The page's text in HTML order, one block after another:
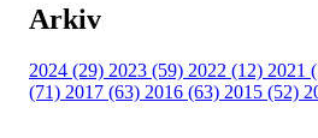
Arkiv
2024 (29) 2023 (59) 2022 (12) 2021
(71) 2017 (63) 2016 (63) 2015 (52)